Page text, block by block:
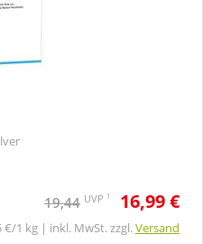
19,44 UVP 1 16,99 €
€/1 kg | inkl. MwSt. zzgl.Versand